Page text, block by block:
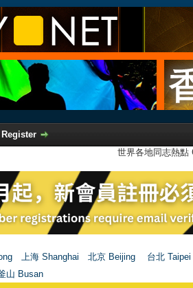
Register
世界各地同志熱
上海 Shanghai 北京 Beijing 台北 Taipei
山 Busan